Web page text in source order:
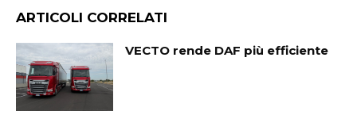
ARTICOLI CORRELATI
VECTO rende DAF più efficiente